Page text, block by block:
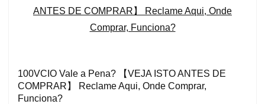
100VCIO Vale a Pena? 【VEJA ISTO ANTES DE
COMPRAR】 Reclame Aqui, Onde Comprar,
Funciona?